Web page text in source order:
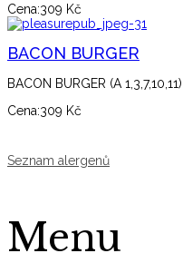
Cena:309 Kč
BACON BURGER
BACON BURGER (A
Cena:309 Kč
Seznam alergenů
Menu